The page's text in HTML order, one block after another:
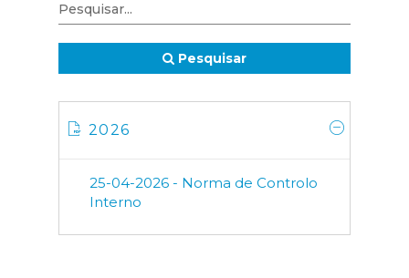
Pesquisar
2026
25-04-2026 - Norma de Controlo
Interno